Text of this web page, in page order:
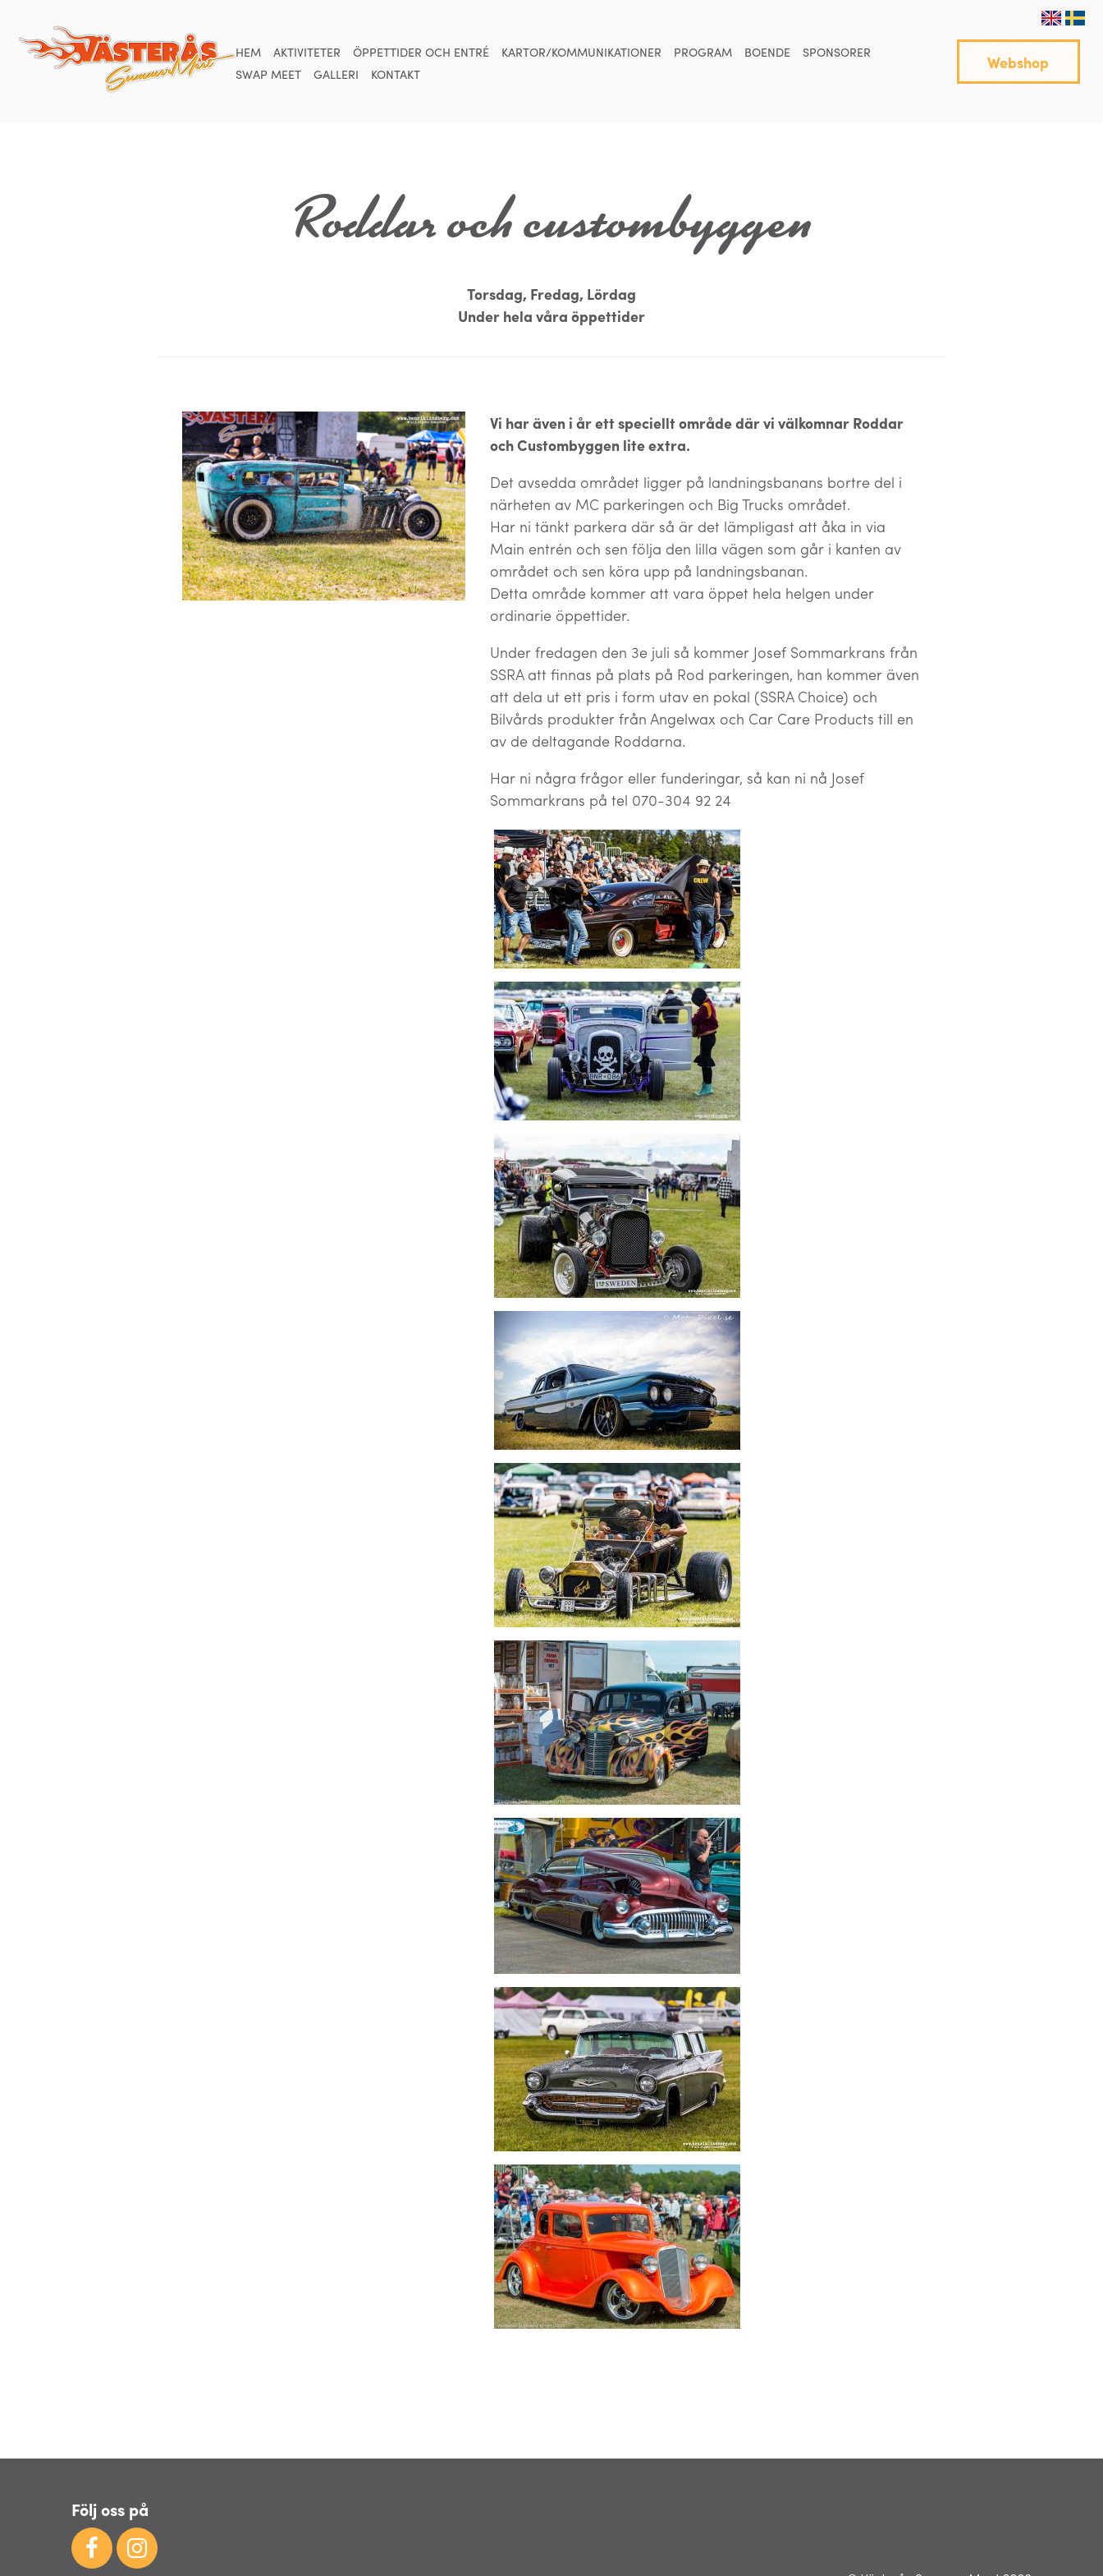
HEM AKTIVITETER ÖPPETTIDER OCH ENTRÉ KARTOR/KOMMUNIKATIONER PROGRAM BOENDE
SPONSORER
SWAP MEET
GALLERI KONTAKT
Webshop
Roddar och custombyggen
Torsdag, Fredag, Lördag
Under hela våra öppettider
Vi har även i år ett speciellt område där vi välkomnar Roddar
och Custombyggen lite extra.
Det avsedda området ligger på landningsbanans bortre del i
närheten av MC parkeringen och Big Trucks området.
Har ni tänkt parkera där så är det lämpligast att åka in via
Main entrén och sen följa den lilla vägen som går i kanten av
området och sen köra upp på landningsbanan.
Detta område kommer att vara öppet hela helgen under
ordinarie öppettider.
Under fredagen den 3e juli så kommer Josef Sommarkrans från
SSRA att finnas på plats på Rod parkeringen, han kommer även
att dela ut ett pris i form utav en pokal (SSRA Choice) och
Bilvårds produkter från Angelwax och Car Care Products till en
av de deltagande Roddarna.
Har ni några frågor eller funderingar, så kan ni nå Josef
Sommarkrans på tel 070-304 92 24
Följ oss på